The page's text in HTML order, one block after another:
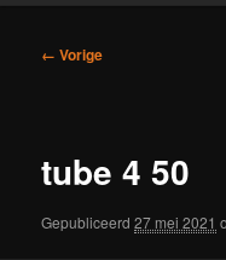
Afbeeldingsnavigatie
← Vorige
tube 4 50
Gepubliceerd27 mei 2021